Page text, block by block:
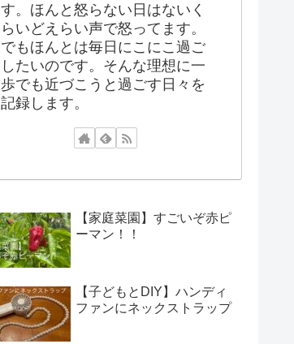
す。ほんと怒らない日はないく
らいどえらい声で怒ってます。
でもほんとは毎日にこにこ過ご
したいのです。そんな理想に一
歩でも近づこうと過ごす日々を
記録します。
【家庭菜園】すごいぞ赤ピ
ーマン！！
【子どもとDIY】ハンディ
ファンにネックストラップ